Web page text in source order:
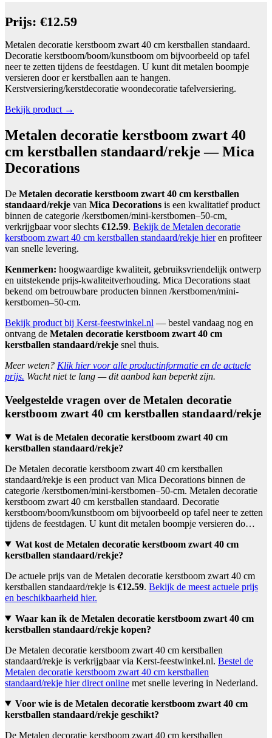
Prijs: €12.59
Metalen decoratie kerstboom zwart 40 cm kerstballen standaard.
Decoratie kerstboom/boom/kunstboom om bijvoorbeeld op tafel
neer te zetten tijdens de feestdagen. U kunt dit metalen boompje
versieren door er kerstballen aan te hangen.
Kerstversiering/kerstdecoratie woondecoratie tafelversiering.
Bekijk product →
Metalen decoratie kerstboom zwart 40
cm kerstballen standaard/rekje — Mica
Decorations
De Metalen decoratie kerstboom zwart 40 cm kerstballen
standaard/rekje van Mica Decorations is een kwalitatief product
binnen de categorie /kerstbomen/mini-kerstbomen–50-cm,
verkrijgbaar voor slechts €12.59. Bekijk de Metalen decoratie
kerstboom zwart 40 cm kerstballen standaard/rekje hieren profiteer
van snelle levering.
Kenmerken: hoogwaardige kwaliteit, gebruiksvriendelijk ontwerp
en uitstekende prijs-kwaliteitverhouding. Mica Decorations staat
bekend om betrouwbare producten binnen /kerstbomen/mini-
kerstbomen–50-cm.
Bekijk product bij Kerst-feestwinkel.nl — bestel vandaag nog en
ontvang de Metalen decoratie kerstboom zwart 40 cm
kerstballen standaard/rekje snel thuis.
Meer weten? Klik hier voor alle productinformatie en de actuele
prijs. Wacht niet te lang — dit aanbod kan beperkt zijn.
Veelgestelde vragen over de Metalen decoratie
kerstboom zwart 40 cm kerstballen standaard/rekje
Wat is de Metalen decoratie kerstboom zwart 40 cm
kerstballen standaard/rekje?
De Metalen decoratie kerstboom zwart 40 cm kerstballen
standaard/rekje is een product van Mica Decorations binnen de
categorie /kerstbomen/mini-kerstbomen–50-cm. Metalen decoratie
kerstboom zwart 40 cm kerstballen standaard. Decoratie
kerstboom/boom/kunstboom om bijvoorbeeld op tafel neer te zetten
tijdens de feestdagen. U kunt dit metalen boompje versieren do…
Wat kost de Metalen decoratie kerstboom zwart 40 cm
kerstballen standaard/rekje?
De actuele prijs van de Metalen decoratie kerstboom zwart 40 cm
kerstballen standaard/rekje is €12.59. Bekijk de meest actuele prijs
en beschikbaarheid hier.
Waar kan ik de Metalen decoratie kerstboom zwart 40 cm
kerstballen standaard/rekje kopen?
De Metalen decoratie kerstboom zwart 40 cm kerstballen
standaard/rekje is verkrijgbaar via Kerst-feestwinkel.nl. Bestel de
Metalen decoratie kerstboom zwart 40 cm kerstballen
standaard/rekje hier direct online met snelle levering in Nederland.
Voor wie is de Metalen decoratie kerstboom zwart 40 cm
kerstballen standaard/rekje geschikt?
De Metalen decoratie kerstboom zwart 40 cm kerstballen